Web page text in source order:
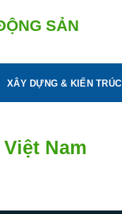
SẢN
XÂY DỰNG & KIẾN TRÚC
Nam